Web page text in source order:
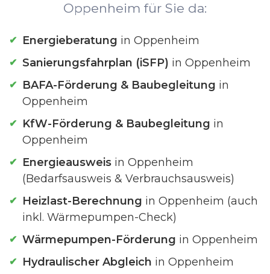
Oppenheim für Sie da:
Energieberatung in Oppenheim
Sanierungsfahrplan (iSFP) in Oppenheim
BAFA-Förderung & Baubegleitung in
Oppenheim
KfW-Förderung & Baubegleitung in
Oppenheim
Energieausweis in Oppenheim
(Bedarfsausweis & Verbrauchsausweis)
Heizlast-Berechnung in Oppenheim (auch
inkl. Wärmepumpen-Check)
Wärmepumpen-Förderung in Oppenheim
Hydraulischer Abgleich in Oppenheim